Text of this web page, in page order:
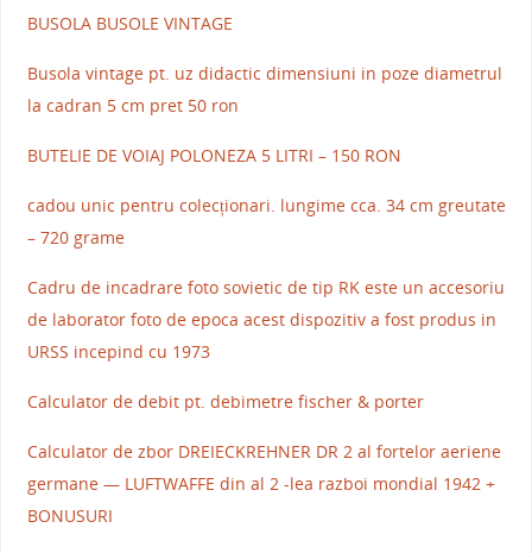
BUSOLA BUSOLE VINTAGE
Busola vintage pt. uz didactic dimensiuni in poze diametrul
la cadran 5 cm pret 50 ron
BUTELIE DE VOIAJ POLONEZA 5 LITRI – 150 RON
cadou unic pentru colecționari. lungime cca. 34 cm greutate
– 720 grame
Cadru de incadrare foto sovietic de tip RK este un accesoriu
de laborator foto de epoca acest dispozitiv a fost produs in
URSS incepind cu 1973
Calculator de debit pt. debimetre fischer & porter
Calculator de zbor DREIECKREHNER DR 2 al fortelor aeriene
germane — LUFTWAFFE din al 2 -lea razboi mondial 1942 +
BONUSURI